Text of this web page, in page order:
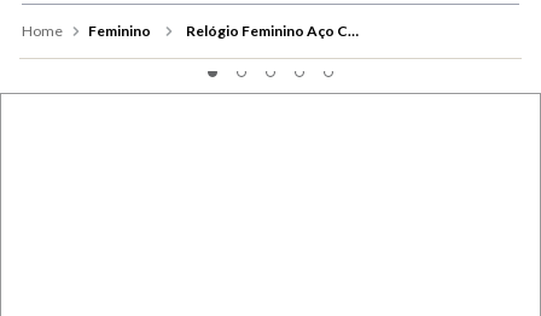
Feminino Relógio Feminino Aço Cromado Mostrador Preto